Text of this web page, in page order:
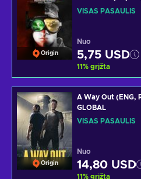
Origin
VISAS PASAULIS
Nuo
5,75 USD
11% grįžta
Origin
A Way Out (ENG,
GLOBAL
VISAS PASAULIS
Nuo
14,80 USD
11% grįžta